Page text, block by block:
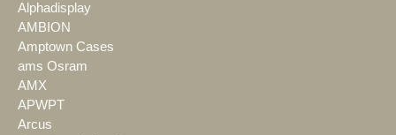
Alphadisplay
AMBION
Amptown Cases
ams Osram
AMX
APWPT
Arcus